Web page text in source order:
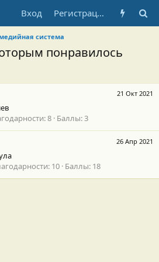
Вход Регистрация
система
понравилось
21 Окт 2021
8 Баллы 3
26 Апр 2021
10 Баллы 18